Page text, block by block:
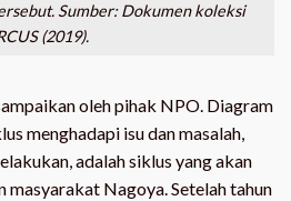
Sumber: Dokumen koleksi
(2019).
oleh pihak NPO. Diagram
menghadapi isu dan masalah,
adalah siklus yang akan
masyarakat Nagoya. Setelah tahun